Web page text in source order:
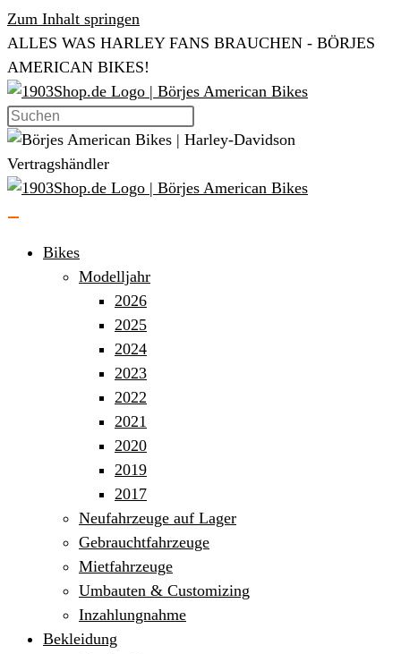
Zum Inhalt springen
ALLES WAS HARLEY FANS BRAUCHEN - BÖRJES
AMERICAN BIKES!
Bikes
Modelljahr
2026
2025
2024
2023
2022
2021
2020
2019
2017
Neufahrzeuge auf Lager
Gebrauchtfahrzeuge
Mietfahrzeuge
Umbauten & Customizing
Inzahlungnahme
Bekleidung